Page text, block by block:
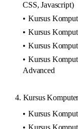
CSS, Javascript)
Kursus
Kursus
Kursus
Kursus
Advanced
4. Kursus
Kursus
Kursus